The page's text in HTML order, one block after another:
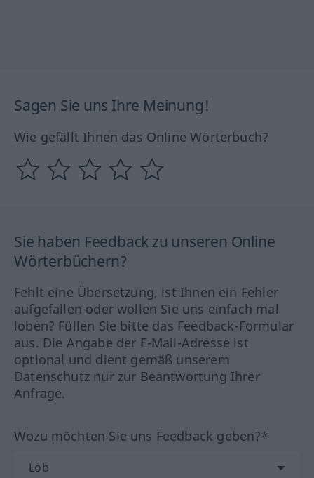
Sagen Sie uns Ihre Meinung!
Wie gefällt Ihnen das Online Wörterbuch?
Sie haben Feedback zu unseren Online
Wörterbüchern?
Fehlt eine Übersetzung, ist Ihnen ein Fehler
aufgefallen oder wollen Sie uns einfach mal
loben? Füllen Sie bitte das Feedback-Formular
aus. Die Angabe der E-Mail-Adresse ist
optional und dient gemäß unserem
Datenschutz nur zur Beantwortung Ihrer
Anfrage.
Wozu möchten Sie uns Feedback geben?*